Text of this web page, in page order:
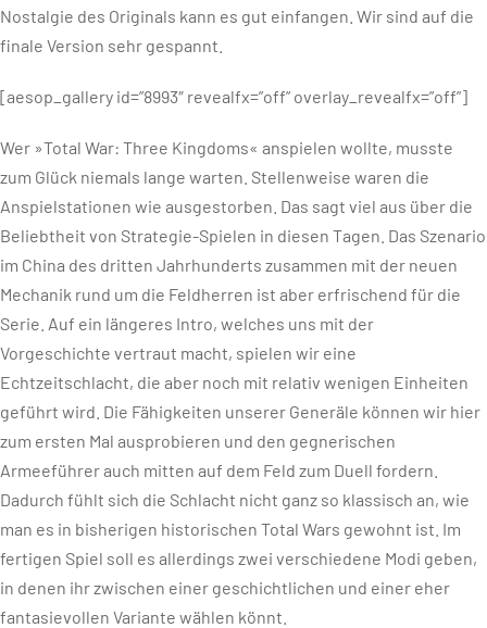
Nostalgie des Originals kann es gut einfangen. Wir sind auf die
finale Version sehr gespannt.
[aesop_gallery id=”8993″ revealfx=”off” overlay_revealfx=”off”]
Wer »Total War: Three Kingdoms« anspielen wollte, musste
zum Glück niemals lange warten. Stellenweise waren die
Anspielstationen wie ausgestorben. Das sagt viel aus über die
Beliebtheit von Strategie-Spielen in diesen Tagen. Das Szenario
im China des dritten Jahrhunderts zusammen mit der neuen
Mechanik rund um die Feldherren ist aber erfrischend für die
Serie. Auf ein längeres Intro, welches uns mit der
Vorgeschichte vertraut macht, spielen wir eine
Echtzeitschlacht, die aber noch mit relativ wenigen Einheiten
geführt wird. Die Fähigkeiten unserer Generäle können wir hier
zum ersten Mal ausprobieren und den gegnerischen
Armeeführer auch mitten auf dem Feld zum Duell fordern.
Dadurch fühlt sich die Schlacht nicht ganz so klassisch an, wie
man es in bisherigen historischen Total Wars gewohnt ist. Im
fertigen Spiel soll es allerdings zwei verschiedene Modi geben,
in denen ihr zwischen einer geschichtlichen und einer eher
fantasievollen Variante wählen könnt.